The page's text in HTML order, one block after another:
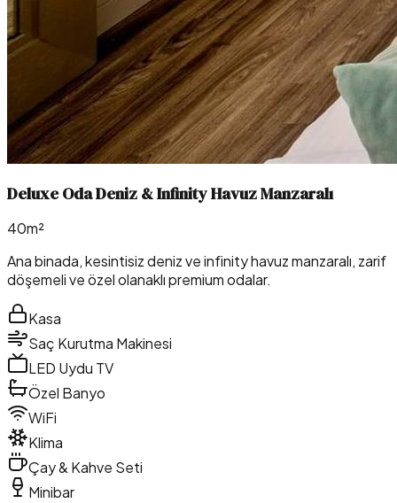
Deluxe Oda Deniz & Infinity Havuz Manzaralı
40m²
Ana binada, kesintisiz deniz ve infinity havuz manzaralı, zarif
döşemeli ve özel olanaklı premium odalar.
Kasa
Saç Kurutma Makinesi
LED Uydu TV
Özel Banyo
WiFi
Klima
Çay & Kahve Seti
Minibar